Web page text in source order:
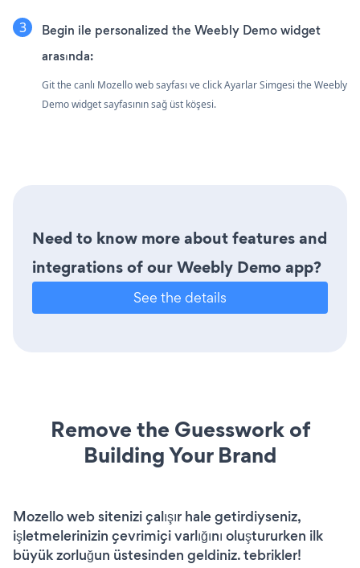
Begin ile personalized the Weebly Demo widget
arasında:
Git the canlı Mozello web sayfası ve click Ayarlar Simgesi the Weebly
Demo widget sayfasının sağ üst köşesi.
Need to know more about features and
integrations of our Weebly Demo app?
See the details
Remove the Guesswork of
Building Your Brand
Mozello web sitenizi çalışır hale getirdiyseniz,
işletmelerinizin çevrimiçi varlığını oluştururken ilk
büyük zorluğun üstesinden geldiniz. tebrikler!